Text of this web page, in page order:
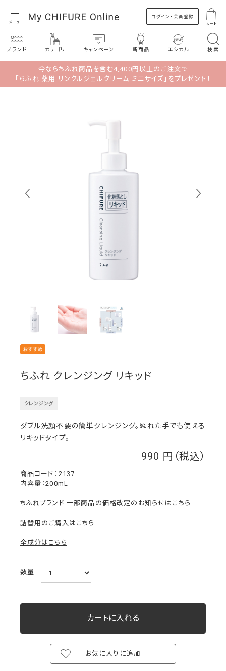
ログイン・会員登録
カート
ブランド カテゴリ キャンペーン 新商品 エシカル 検索
今ならちふれ商品を含む4,400円以上のご注文で
「ちふれ 薬用 リンクルジェルクリーム ミニサイズ」をプレゼント！
ちふれ クレンジング リキッド
クレンジング
990
2137
ダブル洗顔不要の簡単クレンジング。ぬれた手でも使える
リキッドタイプ。
内容量：200mL
ちふれブランド 一部商品の価格改定のお知らせはこちら
詰替用のご購入はこちら
全成分はこちら
数量
お気に入りに追加